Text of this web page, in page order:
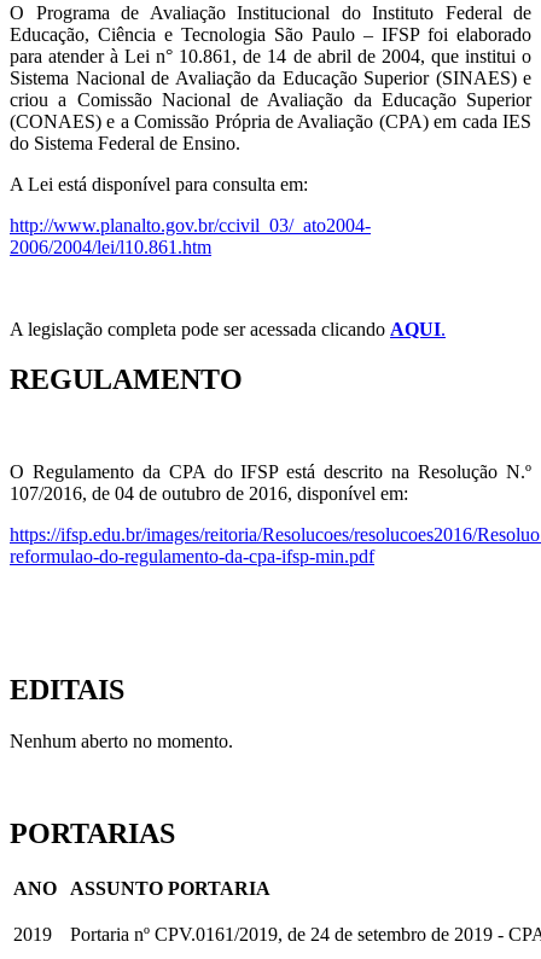
O Programa de Avaliação Institucional do Instituto Federal de
Educação, Ciência e Tecnologia São Paulo – IFSP foi elaborado
para atender à Lei n° 10.861, de 14 de abril de 2004, que institui o
Sistema Nacional de Avaliação da Educação Superior (SINAES) e
criou a Comissão Nacional de Avaliação da Educação Superior
(CONAES) e a Comissão Própria de Avaliação (CPA) em cada IES
do Sistema Federal de Ensino.
A Lei está disponível para consulta em:
http://www.planalto.gov.br/ccivil_03/_ato2004-
2006/2004/lei/l10.861.htm
A legislação completa pode ser acessada clicando AQUI.
REGULAMENTO
O Regulamento da CPA do IFSP está descrito na Resolução N.º
107/2016, de 04 de outubro de 2016, disponível em:
https://ifsp.edu.br/images/reitoria/Resolucoes/resolucoes2016/
reformulao-do-regulamento-da-cpa-ifsp-min.pdf
EDITAIS
Nenhum aberto no momento.
PORTARIAS
ANO ASSUNTO PORTARIA
2019 Portaria nº CPV.0161/2019, de 24 de setembro de 2019 -